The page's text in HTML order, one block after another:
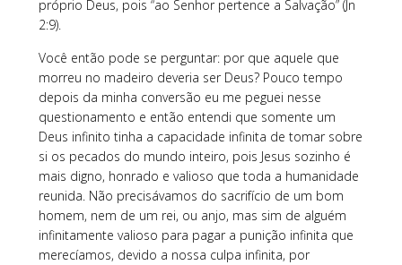
próprio Deus, pois “ao Senhor pertence a Salvação” (Jn
2:9).
Você então pode se perguntar: por que aquele que
morreu no madeiro deveria ser Deus? Pouco tempo
depois da minha conversão eu me peguei nesse
questionamento e então entendi que somente um
Deus infinito tinha a capacidade infinita de tomar sobre
si os pecados do mundo inteiro, pois Jesus sozinho é
mais digno, honrado e valioso que toda a humanidade
reunida. Não precisávamos do sacrifício de um bom
homem, nem de um rei, ou anjo, mas sim de alguém
infinitamente valioso para pagar a punição infinita que
merecíamos, devido a nossa culpa infinita, por